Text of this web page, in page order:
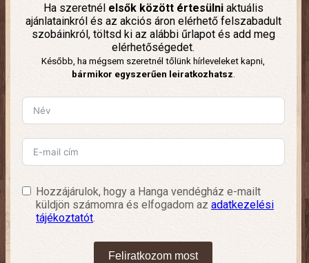
Ha szeretnél elsők között értesülniaktuális
ajánlatainkról és az akciós áron elérhető felszabadult
szobáinkról, töltsd ki az alábbi űrlapot és add meg
elérhetőségedet.
Később, ha mégsem szeretnél tőlünk hírleveleket kapni,
bármikor egyszerűen leiratkozhatsz
Hozzájárulok, hogy a Hanga vendégház e-mailt
küldjön számomra és elfogadom az adatkezelési
tájékoztatót.
Feliratkozom most